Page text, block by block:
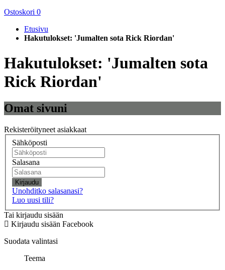
Ostoskori 0
Etusivu
Hakutulokset: 'Jumalten sota Rick Riordan'
Hakutulokset: 'Jumalten sota
Rick Riordan'
Omat sivuni
Rekisteröityneet asiakkaat
Sähköposti
Salasana
Kirjaudu
Unohditko salasanasi?
Luo uusi tili?
Tai kirjaudu sisään
Kirjaudu sisään Facebook
Suodata valintasi
Teema